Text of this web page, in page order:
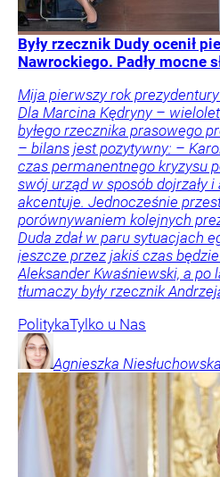
Były rzecznik Dudy ocenił
Nawrockiego. Padły mocne
Mija pierwszy rok
Dla Marcina Kędryny –
byłego rzecznika prasowego
– bilans jest pozytywny: –
czas permanentnego kryzysu
swój urząd w sposób dojrzały
akcentuje. Jednocześnie
porównywaniem kolejnych
Duda zdał w paru sytuacjach
jeszcze przez jakiś czas
Aleksander Kwaśniewski, a po
tłumaczy były rzecznik
PolitykaTylko u Nas
Agnieszka Niesłuchowska